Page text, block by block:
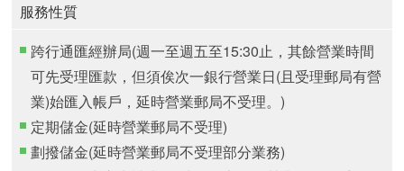
服務性質
跨行通匯經辦局(週一至週五至15:30止，其餘營業時間
可先受理匯款，但須俟次一銀行營業日(且受理郵局有營
業)始匯入帳戶，延時營業郵局不受理。)
定期儲金(延時營業郵局不受理)
劃撥儲金(延時營業郵局不受理部分業務)